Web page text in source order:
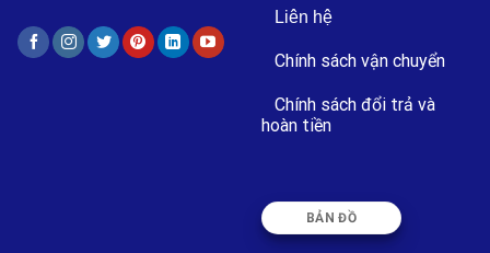
Liên hệ
Chính sách vận chuyển
Chính sách đổi trả và
hoàn tiền
BẢN ĐỒ